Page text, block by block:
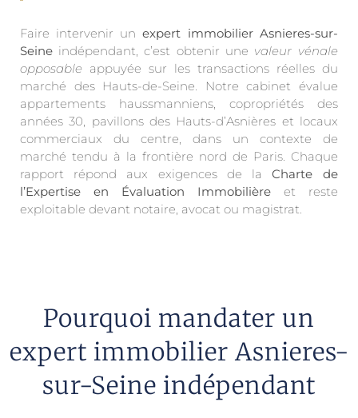
Faire intervenir un expert immobilier Asnieres-sur-
Seine indépendant, c’est obtenir une valeur vénale
opposable appuyée sur les transactions réelles du
marché des Hauts-de-Seine. Notre cabinet évalue
appartements haussmanniens, copropriétés des
années 30, pavillons des Hauts-d’Asnières et locaux
commerciaux du centre, dans un contexte de
marché tendu à la frontière nord de Paris. Chaque
rapport répond aux exigences de la Charte de
l’Expertise en Évaluation Immobilière et reste
exploitable devant notaire, avocat ou magistrat.
Pourquoi mandater un
expert immobilier Asnieres-
sur-Seine indépendant